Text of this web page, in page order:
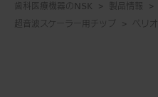
歯科医療機器のNSK 製品情報
超音波スケーラー用チップ ペリオ